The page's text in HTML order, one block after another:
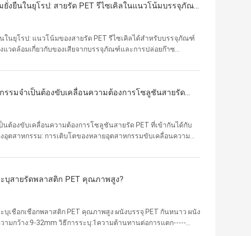
งยืนในยุโรป: สายรัด PET รีไซเคิลในแนวโน้มบรรจุภัณฑ์
นยุโรป: แนวโน้มของสายรัด PET รีไซเคิลได้สำหรับบรรจุภัณฑ์
แวดล้อมเกี่ยวกับของเสียจากบรรจุภัณฑ์และการปล่อยก๊าซ
รมจำเป็นต้องขับเคลื่อนความต้องการโซลูชันสายรัด
อียิปต์
นต้องขับเคลื่อนความต้องการโซลูชันสายรัด PET ที่เข้ากันได้กับ
ตสาหกรรม: การเติบโตของหลายอุตสาหกรรมขับเคลื่อนความ
บุสายรัดพลาสติก PET คุณภาพสูง?
บุเชือกเชือกพลาสติก PET คุณภาพสูง ผนังบรรจุ PET กันหนาว ผนัง
ามกว้าง:9-32mm วิธีการระบุ:1ความต้านทานต่อการแตก-----